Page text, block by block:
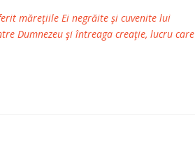
măreţiile Ei negrăite şi cuvenite lui
Dumnezeu şi întreaga creaţie, lucru care